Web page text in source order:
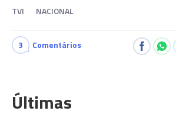
TVI NACIONAL
3 Comentários
Últimas